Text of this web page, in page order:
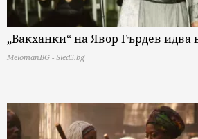
„Вакханки“ на Явор Гърдев идва
MelomanBG - Sled5.bg